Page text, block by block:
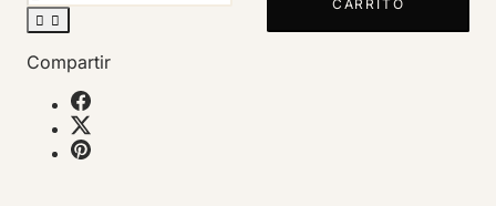
 
CARRITO
Compartir